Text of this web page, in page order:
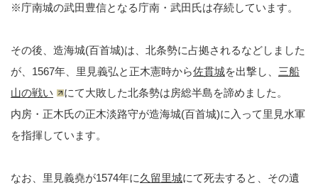
※庁南城の武田豊信となる庁南・武田氏は存続しています。
その後、造海城(百首城)は、北条勢に占拠されるなどしました
が、1567年、里見義弘と正木憲時から佐貫城を出撃し、 三船
山の戦い
にて大敗した北条勢は房総半島を諦めました。
内房・正木氏の正木淡路守が造海城(百首城)に入って里見水軍
を指揮しています。
なお、里見義堯が1574年に久留里城にて死去すると、その遺